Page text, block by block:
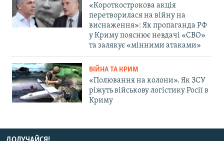
«Короткострокова акція
перетворилася на війну на
виснаження»: Як пропаганда РФ
у Криму пояснює невдачі «СВО»
та залякує «мінними атаками»
ВІЙНА ТА КРИМ
«Полювання на колони». Як ЗСУ
ріжуть військову логістику Росії в
Криму